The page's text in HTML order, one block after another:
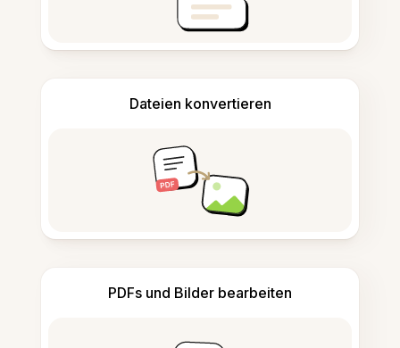
Dateien konvertieren
PDFs und Bilder bearbeiten